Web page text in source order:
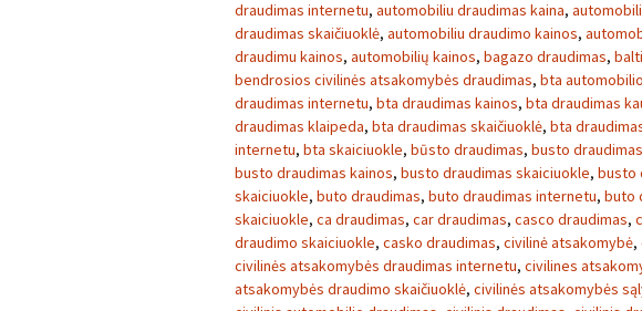
draudimas internetu, automobiliu draudimas kaina,
draudimas skaičiuoklė, automobiliu draudimo kainos,
draudimu kainos, automobilių kainos, bagazo draudimas,
bendrosios civilinės atsakomybės draudimas, bta
draudimas internetu, bta draudimas kainos, bta draudimas
draudimas klaipeda, bta draudimas skaičiuoklė, bta
internetu, bta skaiciuokle, būsto draudimas, busto
busto draudimas kainos, busto draudimas skaiciuokle, busto
skaiciuokle, buto draudimas, buto draudimas internetu, buto
skaiciuokle, ca draudimas, car draudimas, casco draudimas,
draudimo skaiciuokle, casko draudimas, civilinė atsakomybė,
civilinės atsakomybės draudimas internetu, civilines
atsakomybės draudimo skaičiuoklė, civilinės atsakomybės